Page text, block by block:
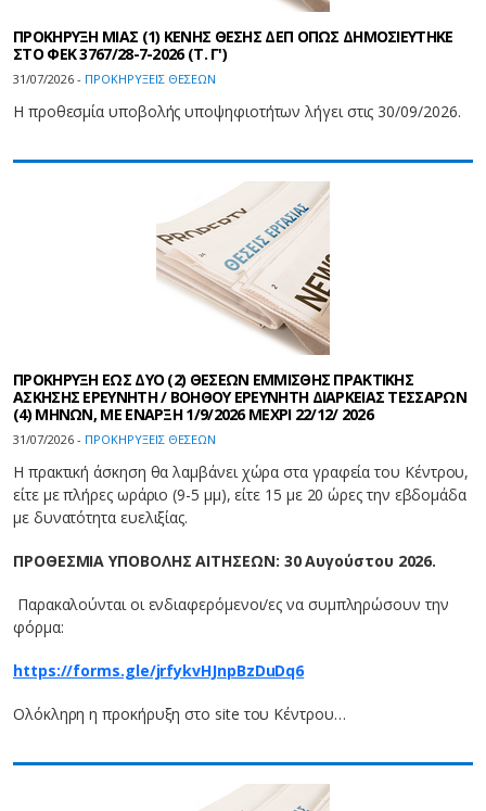
ΠΡΟΚΗΡΥΞΗ ΜΙΑΣ (1) ΚΕΝΗΣ ΘΕΣΗΣ ΔΕΠ ΟΠΩΣ ΔΗΜΟΣΙΕΥΤΗΚΕ
ΣΤΟ ΦΕΚ 3767/28-7-2026 (Τ. Γ')
31/07/2026 - ΠΡΟΚΗΡΥΞΕΙΣ ΘΕΣΕΩΝ
Η προθεσμία υποβολής υποψηφιοτήτων λήγει στις 30/09/2026.
ΠΡΟΚΗΡΥΞΗ ΕΩΣ ΔΥΟ (2) ΘΕΣΕΩΝ ΕΜΜΙΣΘΗΣ ΠΡΑΚΤΙΚΗΣ
ΑΣΚΗΣΗΣ ΕΡΕΥΝΗΤΗ / ΒΟΗΘΟΥ ΕΡΕΥΝΗΤΗ ΔΙΑΡΚΕΙΑΣ ΤΕΣΣΑΡΩΝ
(4) ΜΗΝΩΝ, ΜΕ ΕΝΑΡΞΗ 1/9/2026 ΜΕΧΡΙ 22/12/ 2026
31/07/2026 - ΠΡΟΚΗΡΥΞΕΙΣ ΘΕΣΕΩΝ
Η πρακτική άσκηση θα λαμβάνει χώρα στα γραφεία του Κέντρου,
είτε με πλήρες ωράριο (9-5 μμ), είτε 15 με 20 ώρες την εβδομάδα
με δυνατότητα ευελιξίας.
ΠΡΟΘΕΣΜΙΑ ΥΠΟΒΟΛΗΣ ΑΙΤΗΣΕΩΝ: 30 Αυγούστου 2026.
Παρακαλούνται οι ενδιαφερόμενοι/ες να συμπληρώσουν την
φόρμα:
https://forms.gle/jrfykvHJnpBzDuDq6
Ολόκληρη η προκήρυξη στο site του Κέντρου…